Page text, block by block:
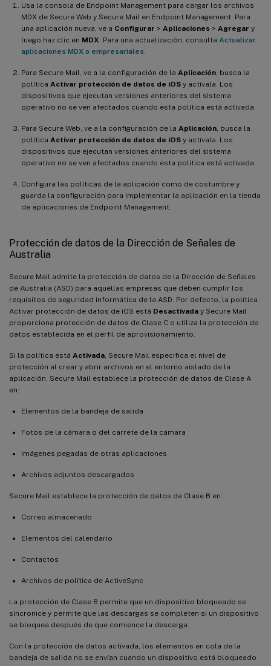
Usa la consola de Endpoint Management para cargar los archivos
MDX de Secure Web y Secure Mail en Endpoint Management: Para
una aplicación nueva, ve a Configurar > Aplicaciones > Agregar y
luego haz clic en MDX . Para una actualización, consulta Actualizar
aplicaciones MDX o empresariales
Para Secure Mail, ve a la configuración de la Aplicación , busca la
política Activar protección de datos de iOS y actívala. Los
dispositivos que ejecutan versiones anteriores del sistema
operativo no se ven afectados cuando esta política está activada.
Para Secure Web, ve a la configuración de la Aplicación , busca la
política Activar protección de datos de iOS y actívala. Los
dispositivos que ejecutan versiones anteriores del sistema
operativo no se ven afectados cuando esta política está activada.
Configura las políticas de la aplicación como de costumbre y
guarda la configuración para implementar la aplicación en la tienda
de aplicaciones de Endpoint Management.
Protección de datos de la Dirección de Señales de
Australia
Secure Mail admite la protección de datos de la Dirección de Señales
de Australia (ASD) para aquellas empresas que deben cumplir los
requisitos de seguridad informática de la ASD. Por defecto, la política
Activar protección de datos de iOS está Desactivada y Secure Mail
proporciona protección de datos de Clase C o utiliza la protección de
datos establecida en el perfil de aprovisionamiento.
Si la política está Activada , Secure Mail especifica el nivel de
protección al crear y abrir archivos en el entorno aislado de la
aplicación. Secure Mail establece la protección de datos de Clase A
en:
Elementos de la bandeja de salida
Fotos de la cámara o del carrete de la cámara
Imágenes pegadas de otras aplicaciones
Archivos adjuntos descargados
Secure Mail establece la protección de datos de Clase B en:
Correo almacenado
Elementos del calendario
Contactos
Archivos de política de ActiveSync
La protección de Clase B permite que un dispositivo bloqueado se
sincronice y permite que las descargas se completen si un dispositivo
se bloquea después de que comience la descarga.
Con la protección de datos activada, los elementos en cola de la
bandeja de salida no se envían cuando un dispositivo está bloqueado